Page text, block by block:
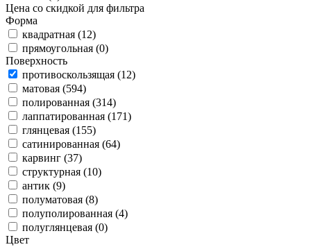
Цена со скидкой для фильтра
Форма
квадратная (12)
прямоугольная (0)
Поверхность
противоскользящая (12)
матовая (594)
полированная (314)
лаппатированная (171)
глянцевая (155)
сатинированная (64)
карвинг (37)
структурная (10)
антик (9)
полуматовая (8)
полуполированная (4)
полуглянцевая (0)
Цвет